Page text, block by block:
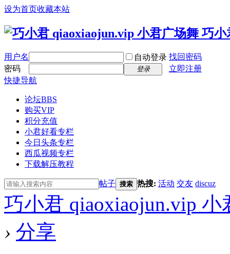
设为首页收藏本站
用户名 自动登录 找回密码
密码
登录
立即注册
快捷导航
论坛BBS
购买VIP
积分充值
小君好看专栏
今日头条专栏
西瓜视频专栏
下载解压教程
帖子 搜索 热搜: 活动 交友 discuz
巧小君 qiaoxiaojun.vip
› 分享